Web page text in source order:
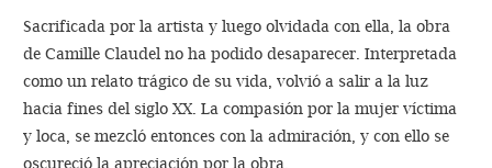
Sacrificada por la artista y luego olvidada con ella, la obra
de Camille Claudel no ha podido desaparecer. Interpretada
como un relato trágico de su vida, volvió a salir a la luz
hacia fines del siglo XX. La compasión por la mujer víctima
y loca, se mezcló entonces con la admiración, y con ello se
oscureció la apreciación por la obra.